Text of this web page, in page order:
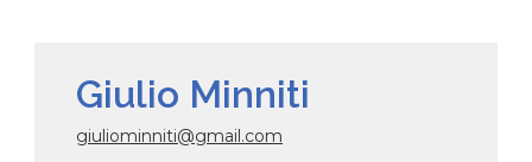
Giulio Minniti
giuliominniti@gmail.com